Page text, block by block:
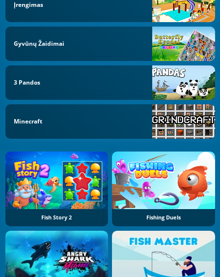
Įrengimas
Gyvūnų Žaidimai
3 Pandos
Minecraft
Fish Story 2 Fishing Duels